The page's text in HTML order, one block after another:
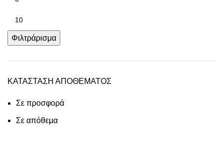
Φιλτράρισμα
ΚΑΤΑΣΤΑΣΗ ΑΠΟΘΕΜΑΤΟΣ
Σε προσφορά
Σε απόθεμα